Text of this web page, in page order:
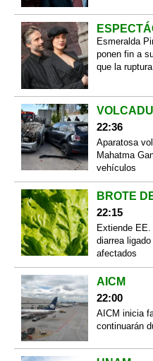
Esmeralda
ponen fin a
que la
22:36
Aparatosa
Mahatma
vehículos
BROTE
22:15
Extiende
diarrea
afectados
AICM
22:00
AICM inicia
continuarán